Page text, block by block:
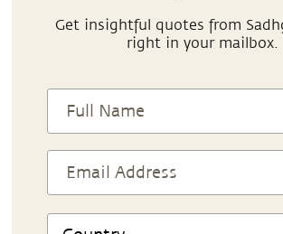
Get insightful quotes from
right in your mailbox.